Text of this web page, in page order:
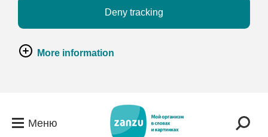
Deny tracking
More information
Меню